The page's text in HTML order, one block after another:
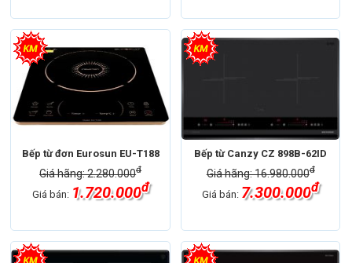
Bếp từ đơn Eurosun EU-T188
Giá hãng: 2.280.000đ
Giá bán: 1.720.000đ
Bếp từ Canzy CZ 898B-62ID
Giá hãng: 16.980.000đ
Giá bán: 7.300.000đ